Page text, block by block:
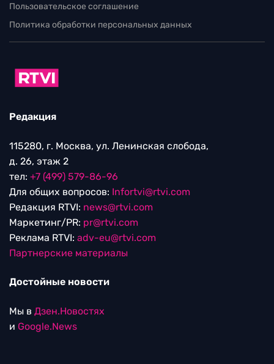
Пользовательское соглашение
Политика обработки персональных данных
Редакция
115280, г. Москва, ул. Ленинская слобода,
д. 26, этаж 2
тел: +7 (499) 579-86-96
Для общих вопросов: Infortvi@rtvi.com
Редакция RTVI: news@rtvi.com
Маркетинг/PR: pr@rtvi.com
Реклама RTVI: adv-eu@rtvi.com
Партнерские материалы
Достойные новости
Мы в Дзен.Новостях
и Google.News